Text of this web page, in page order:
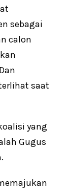
sebagai
calon
saat
yang
Gugus